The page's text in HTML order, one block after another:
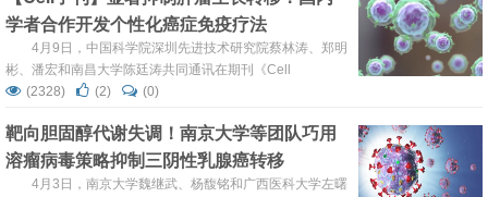
Transduction and Targeted Therapy》上发表题
为“Circulating tumo...
学者合作开发个性化癌症免疫疗法
4月9日，中国科学院深圳先进技术研究院蔡林涛、郑明
彬、潘宏和南昌大学陈廷涛共同通讯在期刊《Cell
Reports》上在线发表题为“T cell cascade regulation
factory of anti-PD-1/IL-12 engineered probiotic...
(2328) (2) (0)
靶向胆固醇代谢失调！南京大学等团队巧用
溶瘤病毒策略抑制三阴性乳腺癌转移
4月3日，南京大学魏继武、杨馥铭和广西医科大学左曙